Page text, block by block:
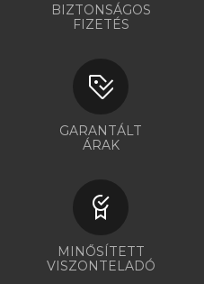
BIZTONSÁGOS
FIZETÉS
GARANTÁLT
ÁRAK
MINŐSÍTETT
VISZONTELADÓ